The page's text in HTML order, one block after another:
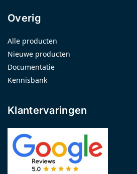
Overig
Alle producten
Nieuwe producten
Documentatie
Kennisbank
Klantervaringen